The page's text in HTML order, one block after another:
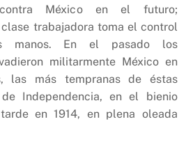
México en el futuro;
trabajadora toma el control
manos. En el pasado los
militarmente México en
las más tempranas de éstas
Independencia, en el bienio
en 1914, en plena oleada